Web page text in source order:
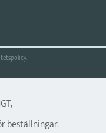
.
beställningar.